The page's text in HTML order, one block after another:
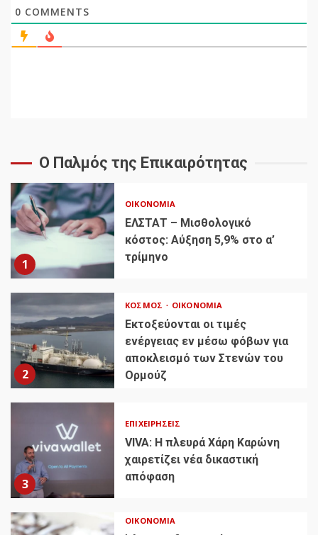
0 COMMENTS
Ο Παλμός της Επικαιρότητας
1
ΟΙΚΟΝΟΜΊΑ
ΕΛΣΤΑΤ – Μισθολογικό
κόστος: Αύξηση 5,9% στο α’
τρίμηνο
2
ΚΌΣΜΟΣ ΟΙΚΟΝΟΜΊΑ
Εκτοξεύονται οι τιμές
ενέργειας εν μέσω φόβων για
αποκλεισμό των Στενών του
Ορμούζ
3
ΕΠΙΧΕΙΡΉΣΕΙΣ
VIVA: Η πλευρά Χάρη Καρώνη
χαιρετίζει νέα δικαστική
απόφαση
ΟΙΚΟΝΟΜΊΑ